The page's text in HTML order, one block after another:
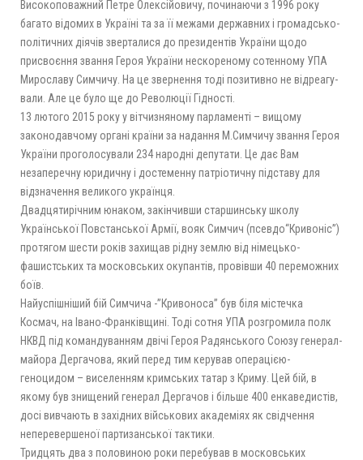
Високоповажний Петре Олексійовичу, починаючи з 1996 року
багато відомих в Україні та за її межами державних і громадсько-
політичних діячів зверталися до президентів України щодо
присвоєння звання Героя України нескореному сотенному УПА
Мирославу Симчичу. На це звернення тоді позитивно не відреагу-
вали. Але це було ще до Революції Гідності.
13 лютого 2015 року у вітчизняному парламенті – вищому
законодавчому органі країни за надання М.Симчичу звання Героя
України проголосували 234 народні депутати. Це дає Вам
незаперечну юридичну і достеменну патріотичну підставу для
відзначення великого українця.
Двадцятирічним юнаком, закінчивши старшинську школу
Української Повстанської Армії, вояк Симчич (псевдо“Кривоніс”)
протягом шести років захищав рідну землю від німецько-
фашистських та московських окупантів, провівши 40 переможних
боїв.
Найуспішніший бій Симчича -”Кривоноса” був біля містечка
Космач, на Івано-Франківщині. Тоді сотня УПА розгромила полк
НКВД під командуванням двічі Героя Радянського Союзу генерал-
майора Дергачова, який перед тим керував операцією-
геноцидом – виселенням кримських татар з Криму. Цей бій, в
якому був знищений генерал Дергачов і більше 400 енкаведистів,
досі вивчають в західних військових академіях як свідчення
неперевершеної партизанської тактики.
Тридцять два з половиною роки перебував в московських